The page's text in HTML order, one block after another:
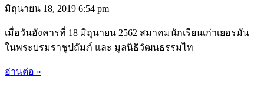
มิถุนายน 18, 2019 6:54 pm
เมื่อวันอังคารที่ 18 มิถุนายน 2562 สมาคมนักเรียนเก่าเยอรมัน
ในพระบรมราชูปถัมภ์ และ มูลนิธิวัฒนธรรมไท
อ่านต่อ »